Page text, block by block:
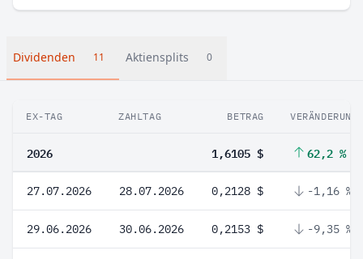
Dividenden 11 Aktiensplits 0
EX-TAG ZAHLTAG BETRAG VERÄNDERUNG
2026 1,6105 $ 62,2 %
27.07.2026 28.07.2026 0,2128 $ -1,16 %
29.06.2026 30.06.2026 0,2153 $ -9,35 %